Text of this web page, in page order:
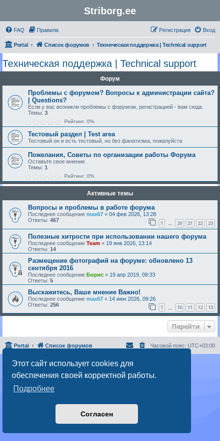
Этот сайт использует cookies для
обеспечения своей корректной работы.
Подробнее
Согласен
Striborg.ee
FAQ Правила Вход
Регистрация
Portal Список форумов Техническая поддержка | Technical support
Техническая поддержка | Technical support
Форум
Проблемы с форумом? Вопросы к администрации сайта?
| Questions?
Если у вас возникли проблемы с форумом, регистрацией - вам сюда.
Темы: 3
Рейтинг: 0%
Тестовый раздел | Test area
Тестовый он и есть тестовый, но без фанатизма, пожалуйста
Пожелания, Советы по организации работы Форума
Оставьте свое мнение
Темы: 1
Рейтинг: 0%
Активные темы
Вопросы и проблемы в работе форума
Последнее сообщение max67 « 04 фев 2026, 13:28
Ответы: 467 1 … 20 21 22 23
Полезные хитрости при использовании нашего форума
Последнее сообщение Team « 19 янв 2026, 13:14
Ответы: 14
Размещение фотографий на форуме: обновлено 13
сентября 2016
Последнее сообщение Борис « 19 апр 2019, 09:33
Ответы: 5
Выскажитесь, Ваше мнение Важно!
Последнее сообщение max67 « 14 июн 2026, 09:26
Ответы: 256 1 10 11 12 13
Перейти
Portal Список форумов Часовой пояс: UTC+03:00
Создано на основеphpBB® Forum Software © phpBB Limited
Русская поддержка phpBB
Конфиденциальность
Правила